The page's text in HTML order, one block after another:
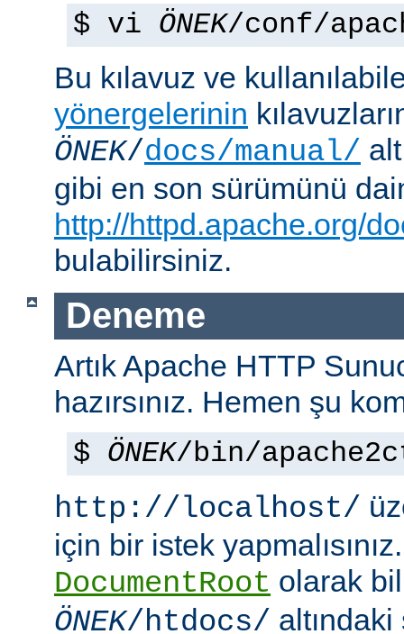
$ vi ÖNEK/conf/
Bu kılavuz ve
yönergelerinin
ÖNEK/docs/manual/
gibi en son sürümünü
http://httpd.apache.org/
bulabilirsiniz.
Deneme
Artık Apache HTTP
hazırsınız. Hemen şu
$ ÖNEK/bin/
http://localhost/
için bir istek
DocumentRoot olarak
ÖNEK/htdocs/